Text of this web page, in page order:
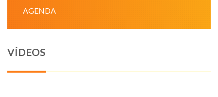
AGENDA
VÍDEOS